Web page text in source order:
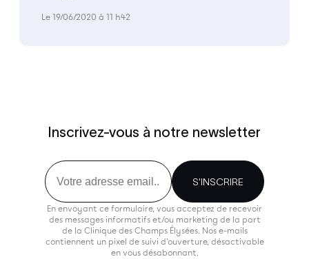
Le 19/06/2020 à 11 h42
Inscrivez-vous à notre newsletter
Email
S'INSCRIRE
En envoyant ce formulaire, vous acceptez de recevoir
des messages informatifs et/ou marketing de la part
de la Clinique des Champs Élysées. Nos e-mails
contiennent un pixel de suivi d'ouverture, désactivable
en vous désabonnant.